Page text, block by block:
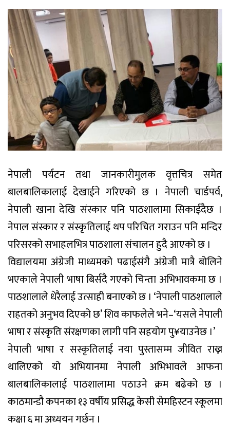
नेपाली पर्यटन तथा जानकारीमुलक वृत्तचित्र समेत
बालबालिकालाई देखाईने गरिएको छ । नेपाली चार्डपर्व,
नेपाली खाना देखि संस्कार पनि पाठशालामा सिकाईदैछ ।
नेपाल संस्कार र संस्कृतिलाई थप परिचित गराउन पनि मन्दिर
परिसरको सभाहलभित्र पाठशाला संचालन हुदै आएको छ ।
विद्यालयमा अंग्रेजी माध्यमको पढाईसंगै अंग्रेजी मात्रै बोलिने
भएकाले नेपाली भाषा बिर्सदै गएको चिन्ता अभिभावकमा छ ।
पाठशालाले धेरैलाई उत्साही बनाएको छ । ‘नेपाली पाठशालाले
राहतको अनुभव दिएको छ’ शिव काफलेले भने–‘यसले नेपाली
भाषा र संस्कृति संरक्षणका लागी पनि सहयोग पु¥याउनेछ ।’
नेपाली भाषा र सस्कृतिलाई नया पुस्तासम्म जीवित राख्न
थालिएको यो अभियानमा नेपाली अभिभावले आफना
बालबालिकालाई पाठशालामा पठाउने क्रम बढेको छ ।
काठमान्डौ कपनका १३ वर्षीय प्रसिद्ध केसी सेमहिस्टन स्कूलमा
कक्षा ६ मा अध्ययन गर्छन् ।